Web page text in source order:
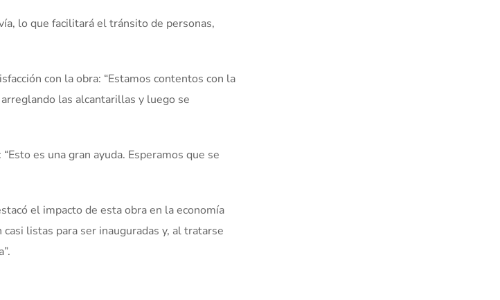
lo que facilitará el tránsito de personas,
con la obra: “Estamos contentos con la
las alcantarillas y luego se
es una gran ayuda. Esperamos que se
el impacto de esta obra en la economía
listas para ser inauguradas y, al tratarse